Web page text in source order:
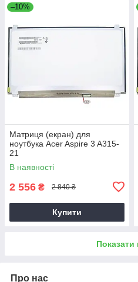
–10%
Матриця (екран) для
ноутбука Acer Aspire 3 A315-
21
В наявності
2 556 ₴ 2 840 ₴
Купити
Показати
Про нас